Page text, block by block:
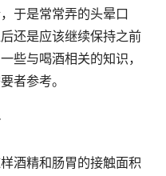
于是常常弄的头晕口
还是应该继续保持之前
些与喝酒相关的知识，
者参考。
酒精和肠胃的接触面积